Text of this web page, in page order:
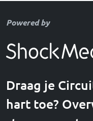
Powered by
Draag je
hart toe?